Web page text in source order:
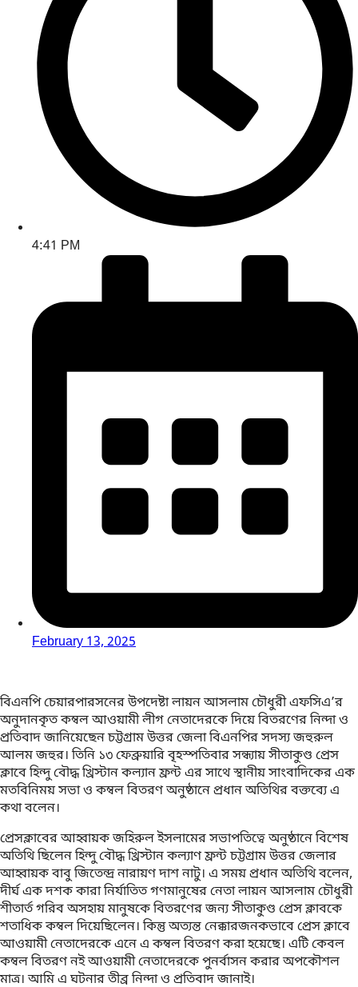
4:41 PM
February 13, 2025
বিএনপি চেয়ারপারসনের উপদেষ্টা লায়ন আসলাম চৌধুরী এফসিএ’র
অনুদানকৃত কম্বল আওয়ামী লীগ নেতাদেরকে দিয়ে বিতরণের নিন্দা ও
প্রতিবাদ জানিয়েছেন চট্টগ্রাম উত্তর জেলা বিএনপির সদস্য জহুরুল
আলম জহুর। তিনি ১৩ ফেব্রুয়ারি বৃহস্পতিবার সন্ধ্যায় সীতাকুণ্ড প্রেস
ক্লাবে হিন্দু বৌদ্ধ খ্রিস্টান কল্যান ফ্রন্ট এর সাথে স্থানীয় সাংবাদিকের এক
মতবিনিময় সভা ও কম্বল বিতরণ অনুষ্ঠানে প্রধান অতিথির বক্তব্যে এ
কথা বলেন।
প্রেসক্লাবের আহ্বায়ক জহিরুল ইসলামের সভাপতিত্বে অনুষ্ঠানে বিশেষ
অতিথি ছিলেন হিন্দু বৌদ্ধ খ্রিস্টান কল্যাণ ফ্রন্ট চট্টগ্রাম উত্তর জেলার
আহ্বায়ক বাবু জিতেন্দ্র নারায়ণ দাশ নাটু। এ সময় প্রধান অতিথি বলেন,
দীর্ঘ এক দশক কারা নির্যাতিত গণমানুষের নেতা লায়ন আসলাম চৌধুরী
শীতার্ত গরিব অসহায় মানুষকে বিতরণের জন্য সীতাকুণ্ড প্রেস ক্লাবকে
শতাধিক কম্বল দিয়েছিলেন। কিন্তু অত্যন্ত নেক্কারজনকভাবে প্রেস ক্লাবে
আওয়ামী নেতাদেরকে এনে এ কম্বল বিতরণ করা হয়েছে। এটি কেবল
কম্বল বিতরণ নই আওয়ামী নেতাদেরকে পুনর্বাসন করার অপকৌশল
মাত্র। আমি এ ঘটনার তীব্র নিন্দা ও প্রতিবাদ জানাই।